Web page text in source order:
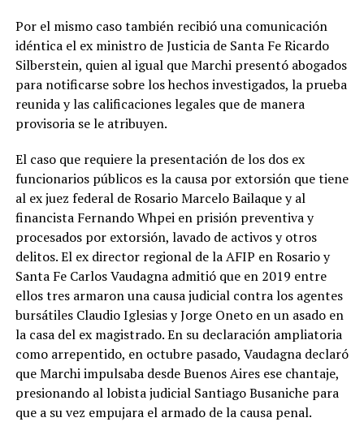
Por el mismo caso también recibió una comunicación
idéntica el ex ministro de Justicia de Santa Fe Ricardo
Silberstein, quien al igual que Marchi presentó abogados
para notificarse sobre los hechos investigados, la prueba
reunida y las calificaciones legales que de manera
provisoria se le atribuyen.
El caso que requiere la presentación de los dos ex
funcionarios públicos es la causa por extorsión que tiene
al ex juez federal de Rosario Marcelo Bailaque y al
financista Fernando Whpei en prisión preventiva y
procesados por extorsión, lavado de activos y otros
delitos. El ex director regional de la AFIP en Rosario y
Santa Fe Carlos Vaudagna admitió que en 2019 entre
ellos tres armaron una causa judicial contra los agentes
bursátiles Claudio Iglesias y Jorge Oneto en un asado en
la casa del ex magistrado. En su declaración ampliatoria
como arrepentido, en octubre pasado, Vaudagna declaró
que Marchi impulsaba desde Buenos Aires ese chantaje,
presionando al lobista judicial Santiago Busaniche para
que a su vez empujara el armado de la causa penal.